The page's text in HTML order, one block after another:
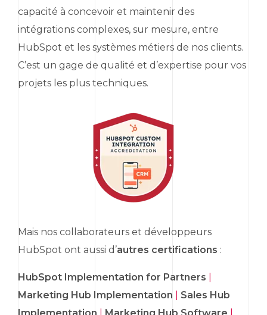
capacité à concevoir et maintenir des
intégrations complexes, sur mesure, entre
HubSpot et les systèmes métiers de nos clients.
C’est un gage de qualité et d’expertise pour vos
projets les plus techniques.
Mais nos collaborateurs et développeurs
HubSpot ont aussi d’autres certifications :
HubSpot Implementation for Partners
Marketing Hub Implementation
Sales Hub